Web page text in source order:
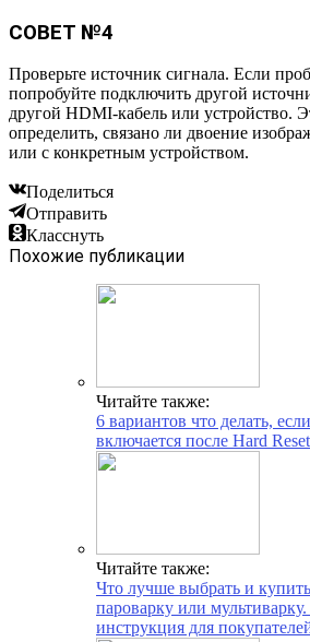
СОВЕТ №4
Проверьте источник сигнала. Если
попробуйте подключить другой
другой HDMI-кабель или устройство.
определить, связано ли двоение
или с конкретным устройством.
Поделиться
Отправить
Класснуть
Похожие публикации
Читайте также:
6 вариантов что делать,
включается после Hard
Читайте также:
Что лучше выбрать и
пароварку или
инструкция для